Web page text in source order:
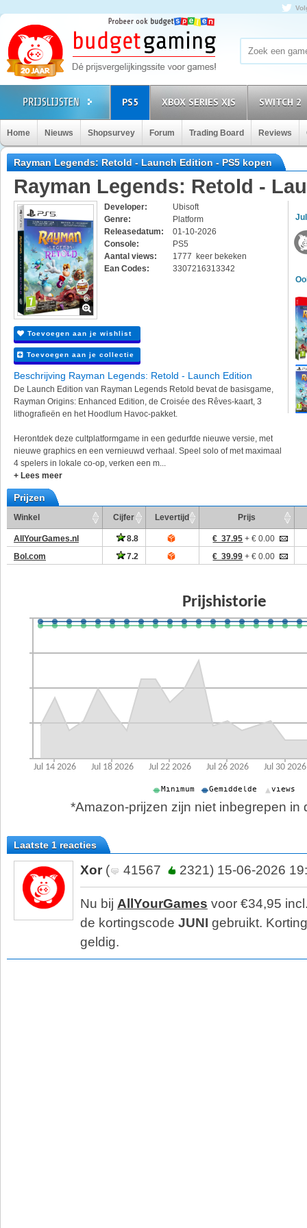
PS5 XBOX SERIES X|S SWITCH 2
Home Nieuws Shopsurvey Forum Trading Board Reviews
Rayman Legends: Retold - Launch Edition - PS5 kopen
Rayman Legends: Retold -
Developer:
Ubisoft
Genre:
Platform
Releasedatum:
01-10-2026
Console:
PS5
Aantal views:
1777 keer bekeken
Ean Codes:
3307216313342
Toevoegen aan je wishlist
Toevoegen aan je collectie
Beschrijving Rayman Legends: Retold - Launch Edition
De Launch Edition van Rayman Legends Retold bevat de basisgame,
Rayman Origins: Enhanced Edition, de Croisée des Rêves-kaart, 3
lithografieën en het Hoodlum Havoc-pakket.
Herontdek deze cultplatformgame in een gedurfde nieuwe versie, met
nieuwe graphics en een vernieuwd verhaal. Speel solo of met maximaal
4 spelers in lokale co-op, verken een m...
+ Lees meer
Prijzen
Winkel Cijfer Levertijd Prijs
AllYourGames.nl 8.8 € 37.95 + € 0.00
Bol.com
7.2 € 39.99 + € 0.00
*Amazon-prijzen zijn niet inbegrepen in
Laatste 1 reacties
Xor ( 41567 2321) 15-06-2026
Nu bij AllYourGames voor €34,95
de kortingscode JUNI gebruikt.
geldig.